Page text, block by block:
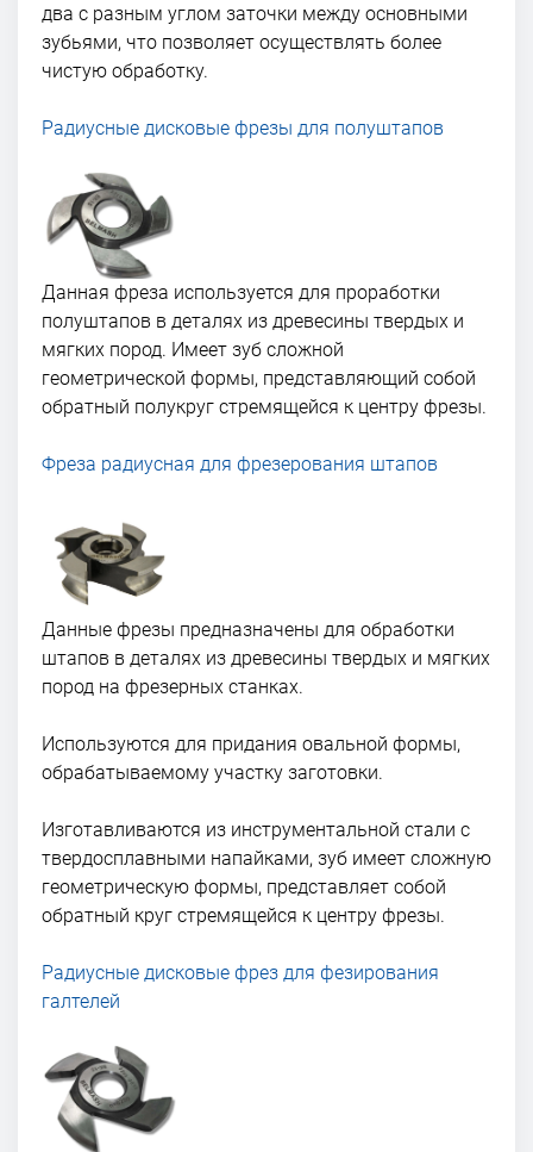
два с разным углом заточки между основными
зубьями, что позволяет осуществлять более
чистую обработку.
Радиусные дисковые фрезы для полуштапов
Данная фреза используется для проработки
полуштапов в деталях из древесины твердых и
мягких пород. Имеет зуб сложной
геометрической формы, представляющий собой
обратный полукруг стремящейся к центру фрезы.
Фреза радиусная для фрезерования штапов
Данные фрезы предназначены для обработки
штапов в деталях из древесины твердых и мягких
пород на фрезерных станках.
Используются для придания овальной формы,
обрабатываемому участку заготовки.
Изготавливаются из инструментальной стали с
твердосплавными напайками, зуб имеет сложную
геометрическую формы, представляет собой
обратный круг стремящейся к центру фрезы.
Радиусные дисковые фрез для фезирования
галтелей